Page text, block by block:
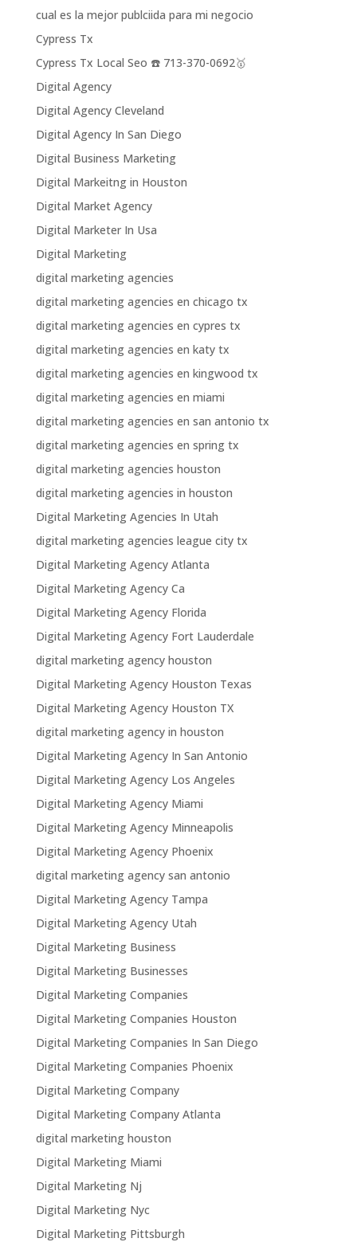
cual es la mejor publciida para mi negocio
Cypress Tx
Cypress Tx Local Seo ☎️ 713-370-0692🥇
Digital Agency
Digital Agency Cleveland
Digital Agency In San Diego
Digital Business Marketing
Digital Markeitng in Houston
Digital Market Agency
Digital Marketer In Usa
Digital Marketing
digital marketing agencies
digital marketing agencies en chicago tx
digital marketing agencies en cypres tx
digital marketing agencies en katy tx
digital marketing agencies en kingwood tx
digital marketing agencies en miami
digital marketing agencies en san antonio tx
digital marketing agencies en spring tx
digital marketing agencies houston
digital marketing agencies in houston
Digital Marketing Agencies In Utah
digital marketing agencies league city tx
Digital Marketing Agency Atlanta
Digital Marketing Agency Ca
Digital Marketing Agency Florida
Digital Marketing Agency Fort Lauderdale
digital marketing agency houston
Digital Marketing Agency Houston Texas
Digital Marketing Agency Houston TX
digital marketing agency in houston
Digital Marketing Agency In San Antonio
Digital Marketing Agency Los Angeles
Digital Marketing Agency Miami
Digital Marketing Agency Minneapolis
Digital Marketing Agency Phoenix
digital marketing agency san antonio
Digital Marketing Agency Tampa
Digital Marketing Agency Utah
Digital Marketing Business
Digital Marketing Businesses
Digital Marketing Companies
Digital Marketing Companies Houston
Digital Marketing Companies In San Diego
Digital Marketing Companies Phoenix
Digital Marketing Company
Digital Marketing Company Atlanta
digital marketing houston
Digital Marketing Miami
Digital Marketing Nj
Digital Marketing Nyc
Digital Marketing Pittsburgh